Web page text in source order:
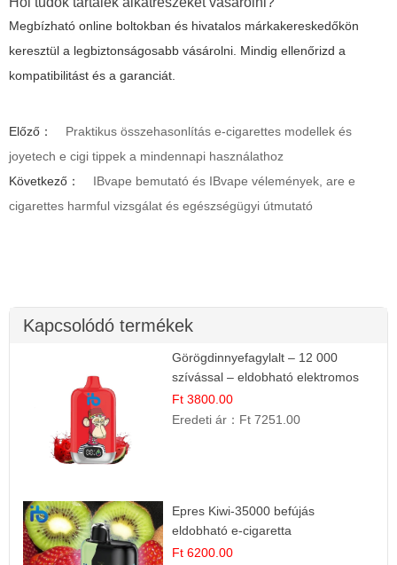
Megbízható online boltokban és hivatalos márkakereskedőkön
keresztül a legbiztonságosabb vásárolni. Mindig ellenőrizd a
kompatibilitást és a garanciát.
Előző：
Praktikus összehasonlítás e-cigarettes modellek és
joyetech e cigi tippek a mindennapi használathoz
Következő：
IBvape bemutató és IBvape vélemények, are e
cigarettes harmful vizsgálat és egészségügyi útmutató
Kapcsolódó termékek
Görögdinnyefagylalt – 12 000
szívással – eldobható elektromos
cigi
Ft 3800.00
Eredeti ár： Ft 7251.00
Epres Kiwi-35000 befújás
eldobható e-cigaretta
Ft 6200.00